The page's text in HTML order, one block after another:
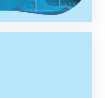
16.12.2024